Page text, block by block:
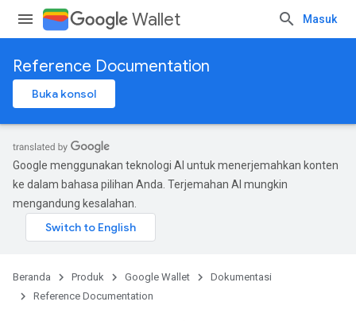
Wallet Masuk
Reference Documentation
Buka konsol
Google menggunakan teknologi AI untuk menerjemahkan konten
ke dalam bahasa pilihan Anda. Terjemahan AI mungkin
mengandung kesalahan.
Beranda Produk Google Wallet
Dokumentasi
Reference Documentation